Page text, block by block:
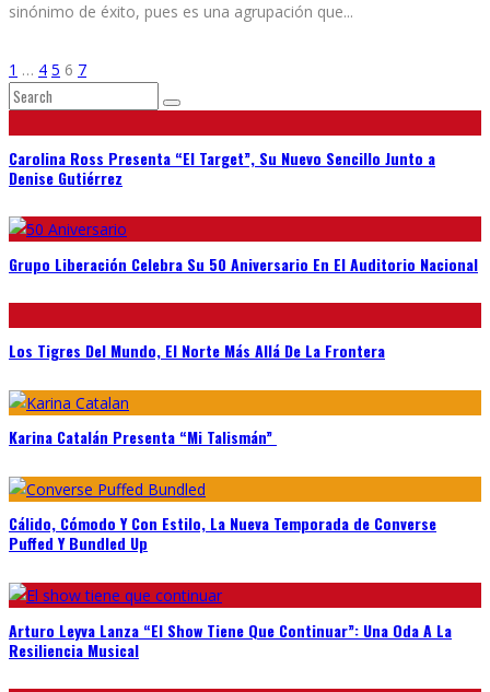
sinónimo de éxito, pues es una agrupación que...
1 … 4 5 6 7
Carolina Ross Presenta “El Target”, Su Nuevo Sencillo Junto a
Denise Gutiérrez
Grupo Liberación Celebra Su 50 Aniversario En El Auditorio Nacional
Los Tigres Del Mundo, El Norte Más Allá De La Frontera
Karina Catalán Presenta “Mi Talismán”
Cálido, Cómodo Y Con Estilo, La Nueva Temporada de Converse
Puffed Y Bundled Up
Arturo Leyva Lanza “El Show Tiene Que Continuar”: Una Oda A La
Resiliencia Musical